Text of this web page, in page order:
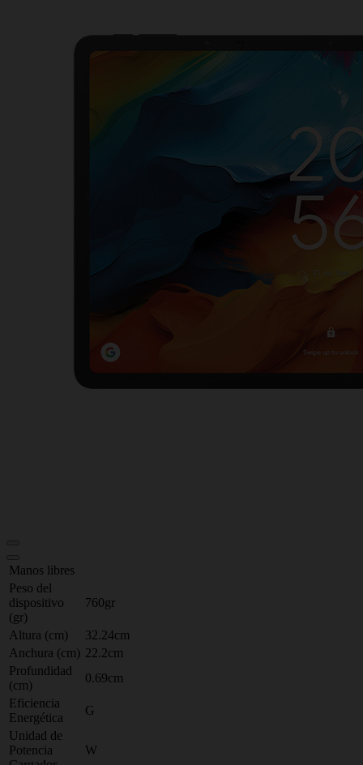
Manos libres
Peso del
dispositivo
(gr)
760gr
Altura (cm)
32.24cm
Anchura (cm) 22.2cm
Profundidad
(cm)
0.69cm
Eficiencia
Energética
G
Unidad de
Potencia
W